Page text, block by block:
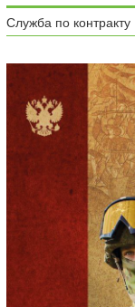
Служба по контракту